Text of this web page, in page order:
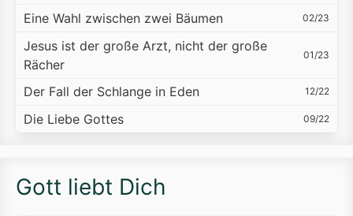
Eine Wahl zwischen zwei Bäumen 02/23
Jesus ist der große Arzt, nicht der große
Rächer
01/23
Der Fall der Schlange in Eden 12/22
Die Liebe Gottes 09/22
Gott liebt Dich